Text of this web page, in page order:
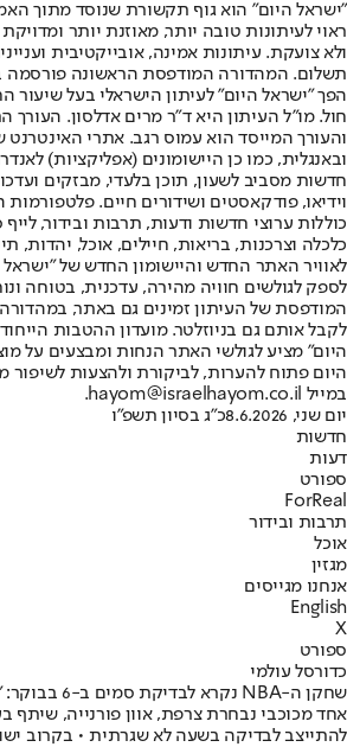
"ישראל היום" הוא גוף תקשורת שנוסד מתוך
ראוי לעיתונות טובה יותר, מאוזנת יותר
ולא צועקת. עיתונות אמינה, אובייקטיבית
הפך "ישראל היום" לעיתון הישראלי בעל שיעור
חול. מו"ל העיתון היא ד"ר מרים אדלסון. העורך
והעורך המייסד הוא עמוס רגב. אתרי
חדשות מסביב לשעון, תוכן בלעדי, מבזקים
וידיאו, פודקאסטים ושידורים חיים. פלטפורמות
כוללות ערוצי חדשות ודעות, תרבות ובידור, לייף
לאוויר האתר החדש והיישומון החדש של
לספק לגולשים חוויה מהירה, עדכנית, בטוחה
המודפסת של העיתון זמינים גם באתר,
לקבל אותם גם בניוזלטר. מועדון ההטבות
היום" מציע לגולשי האתר הנחות ומבצעים על
היום פתוח להערות, לביקורת ולהצעות לשיפור
במייל hayom@israelhayom.co.il.
יום שני, 8.6.2026
כ"ג בסיון תשפ"ו
חדשות
דעות
ספורט
ForReal
תרבות ובידור
אוכל
מגזין
אנחנו מגייסים
English
X
ספורט
כדורסל עולמי
שחקן ה-NBA נקרא לבדיקת סמים ב-6 בבוקר: "תנו כבוד לספורטאים"
אחד מכוכבי נבחרת צרפת, אוון פורנייה, שיתף